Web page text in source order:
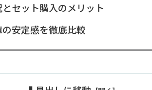
セット購入のメリット
安定感を徹底比較